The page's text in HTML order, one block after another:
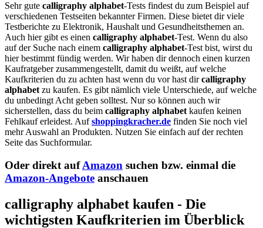
Sehr gute calligraphy alphabet-Tests findest du zum Beispiel auf
verschiedenen Testseiten bekannter Firmen. Diese bietet dir viele
Testberichte zu Elektronik, Haushalt und Gesundheitsthemen an.
Auch hier gibt es einen calligraphy alphabet-Test. Wenn du also
auf der Suche nach einem calligraphy alphabet-Test bist, wirst du
hier bestimmt fündig werden. Wir haben dir dennoch einen kurzen
Kaufratgeber zusammengestellt, damit du weißt, auf welche
Kaufkriterien du zu achten hast wenn du vor hast dircalligraphy
alphabet zu kaufen. Es gibt nämlich viele Unterschiede, auf welche
du unbedingt Acht geben solltest. Nur so können auch wir
sicherstellen, dass du beim calligraphy alphabet kaufen keinen
Fehlkauf erleidest. Aufshoppingkracher.de finden Sie noch viel
mehr Auswahl an Produkten. Nutzen Sie einfach auf der rechten
Seite das Suchformular.
Oder direkt aufAmazon suchen bzw. einmal die
Amazon-Angebote anschauen
calligraphy alphabet kaufen - Die
wichtigsten Kaufkriterien im Überblick